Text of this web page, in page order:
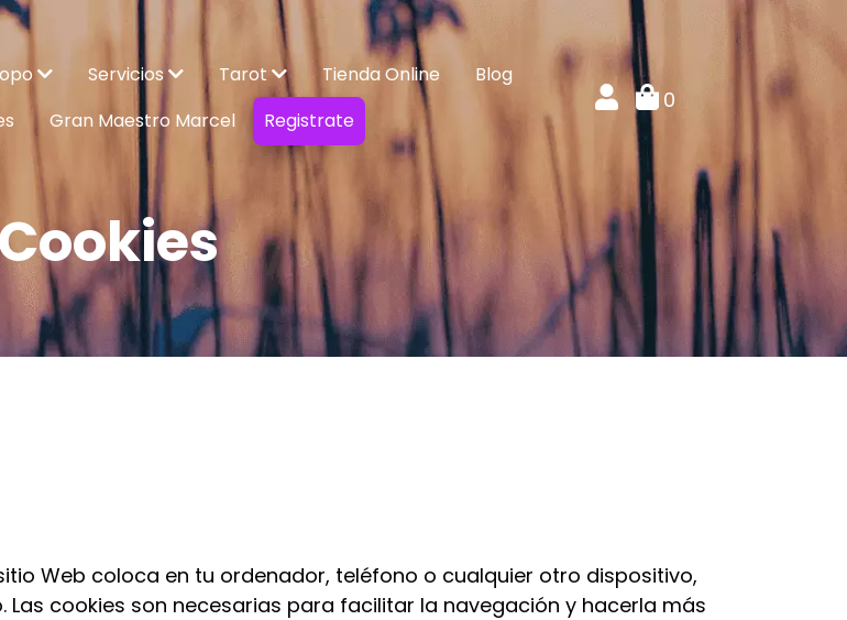
Servicios Tarot Tienda Online
Blog
Gran Maestro Marcel Registrate
0
Web coloca en tu ordenador, teléfono o cualquier otro dispositivo,
cookies son necesarias para facilitar la navegación y hacerla más